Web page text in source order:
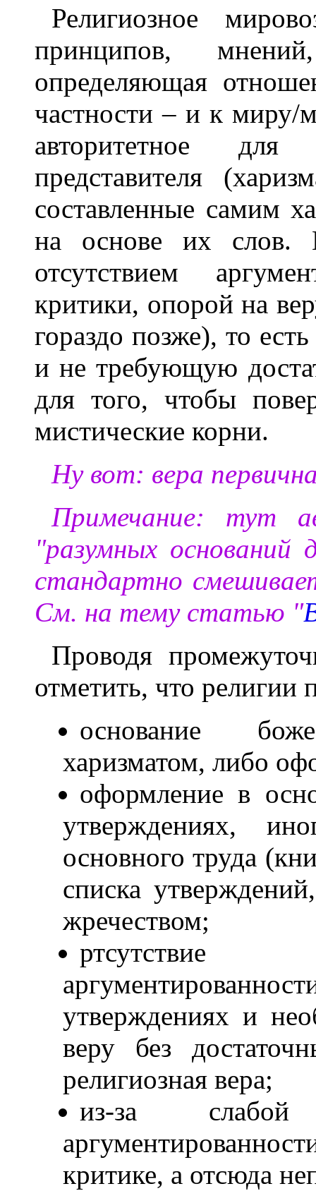
Религиозное
принципов,
определяющая
частности – и к миру/
авторитетное
представителя
составленные самим
на основе их слов.
отсутствием
критики, опорой на
гораздо позже), то
и не требующую
для того, чтобы
мистические корни.
Ну вот: вера
Примечание: тут
"разумных
стандартно
См. на тему статью "
Проводя
отметить, что религии
основание
харизматом, либо
оформление в
утверждениях,
основного труда
списка
жречеством;
ртсутствие
утверждениях и
веру без
религиозная вера;
из-за
критике, а отсюда